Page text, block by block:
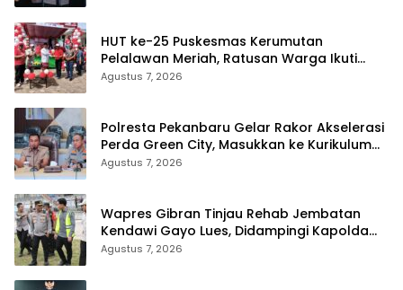
HUT ke-25 Puskesmas Kerumutan
Pelalawan Meriah, Ratusan Warga Ikuti
Jalan Santai dan Cek Kesehatan Gratis
Agustus 7, 2026
Polresta Pekanbaru Gelar Rakor Akselerasi
Perda Green City, Masukkan ke Kurikulum
Sekolah
Agustus 7, 2026
Wapres Gibran Tinjau Rehab Jembatan
Kendawi Gayo Lues, Didampingi Kapolda
Aceh
Agustus 7, 2026